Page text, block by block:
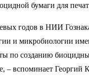
бумаги для
годов в НИИ
и микробиологии
по созданию
– вспоминает Георгий